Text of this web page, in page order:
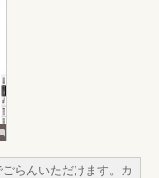
らんいただけます。カ